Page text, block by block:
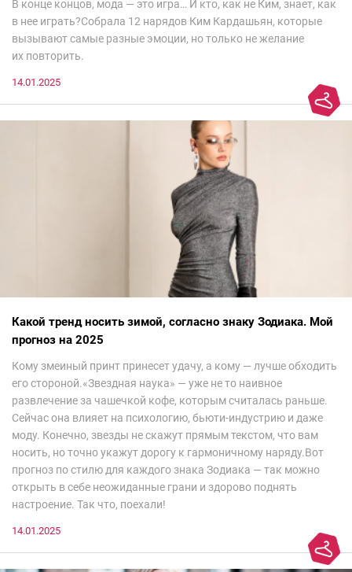
В конце концов, мода — это игра… И кто, как не Ким, знает, как
в нее играть?Собрала 12 нарядов Ким Кардашьян, которые
вызывают самые разные эмоции, но только не желание
их повторить.
14.01.2025
Какой тренд носить зимой, согласно знаку Зодиака. Мой
прогноз на 2025
Кому змеиный принт принесет удачу, а кому — лучше обходить
его стороной.«Звездная наука» — уже не то наивное
развлечение за чашечкой кофе, которым считалась раньше.
Сейчас она влияет на психологию, бьюти-индустрию и даже
моду. Конечно, звезды не скажут прямым текстом, что вам
носить, но точно укажут дорогу к гармоничному наряду.Вот
прогноз по стилю для каждого знака Зодиака — так можно
открыть в себе неожиданные грани и здорово поднять
настроение. Так что, поехали!
14.01.2025